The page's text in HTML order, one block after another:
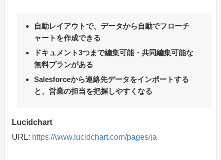
自動レイアウトで、データから自動でフローチ
ャートを作成できる
ドキュメント3つまで編集可能・共同編集可能な
無料プランがある
Salesforceから連絡先データをインポートする
と、営業の担当を把握しやすくなる
Lucidchart
URL: https://www.lucidchart.com/pages/ja